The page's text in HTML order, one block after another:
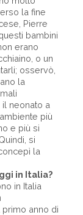
la fine
Pierre
bambini
erano
o un
osservò,
la
neonato a
più
e più si
si
la
in Italia?
in Italia
anno di